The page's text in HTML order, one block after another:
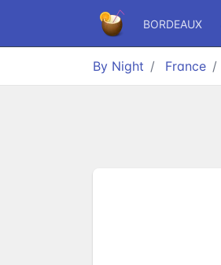
BORDEAUX
By Night France